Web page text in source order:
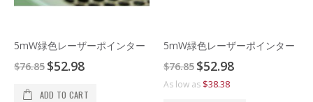
5mW緑色レーザーポインター
$76.85 Special
Price
$52.98
ADD TO CART
5mW緑色レーザーポインター
$76.85 Special
Price
$52.98
As low as $38.38